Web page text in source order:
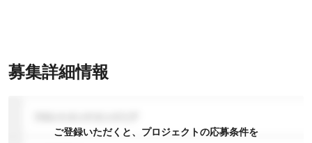
募集詳細情報
ご登録いただくと、プロジェクトの応募条件を